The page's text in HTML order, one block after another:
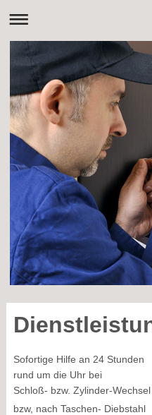
Sofortige Hilfe an 24 Stunden
rund um die Uhr bei
Schloß- bzw. Zylinder-
bzw, nach Taschen- Diebstahl